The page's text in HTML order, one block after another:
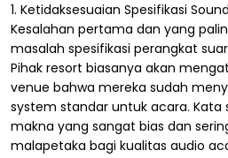
1. Ketidaksesuaian Spesifikasi
Kesalahan pertama dan yang
masalah spesifikasi perangkat
Pihak resort biasanya akan
venue bahwa mereka sudah
system standar untuk acara. Kata
makna yang sangat bias dan
malapetaka bagi kualitas audio